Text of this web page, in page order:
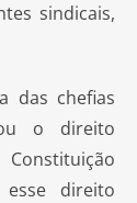
sindicais,
das chefias
o direito
direito